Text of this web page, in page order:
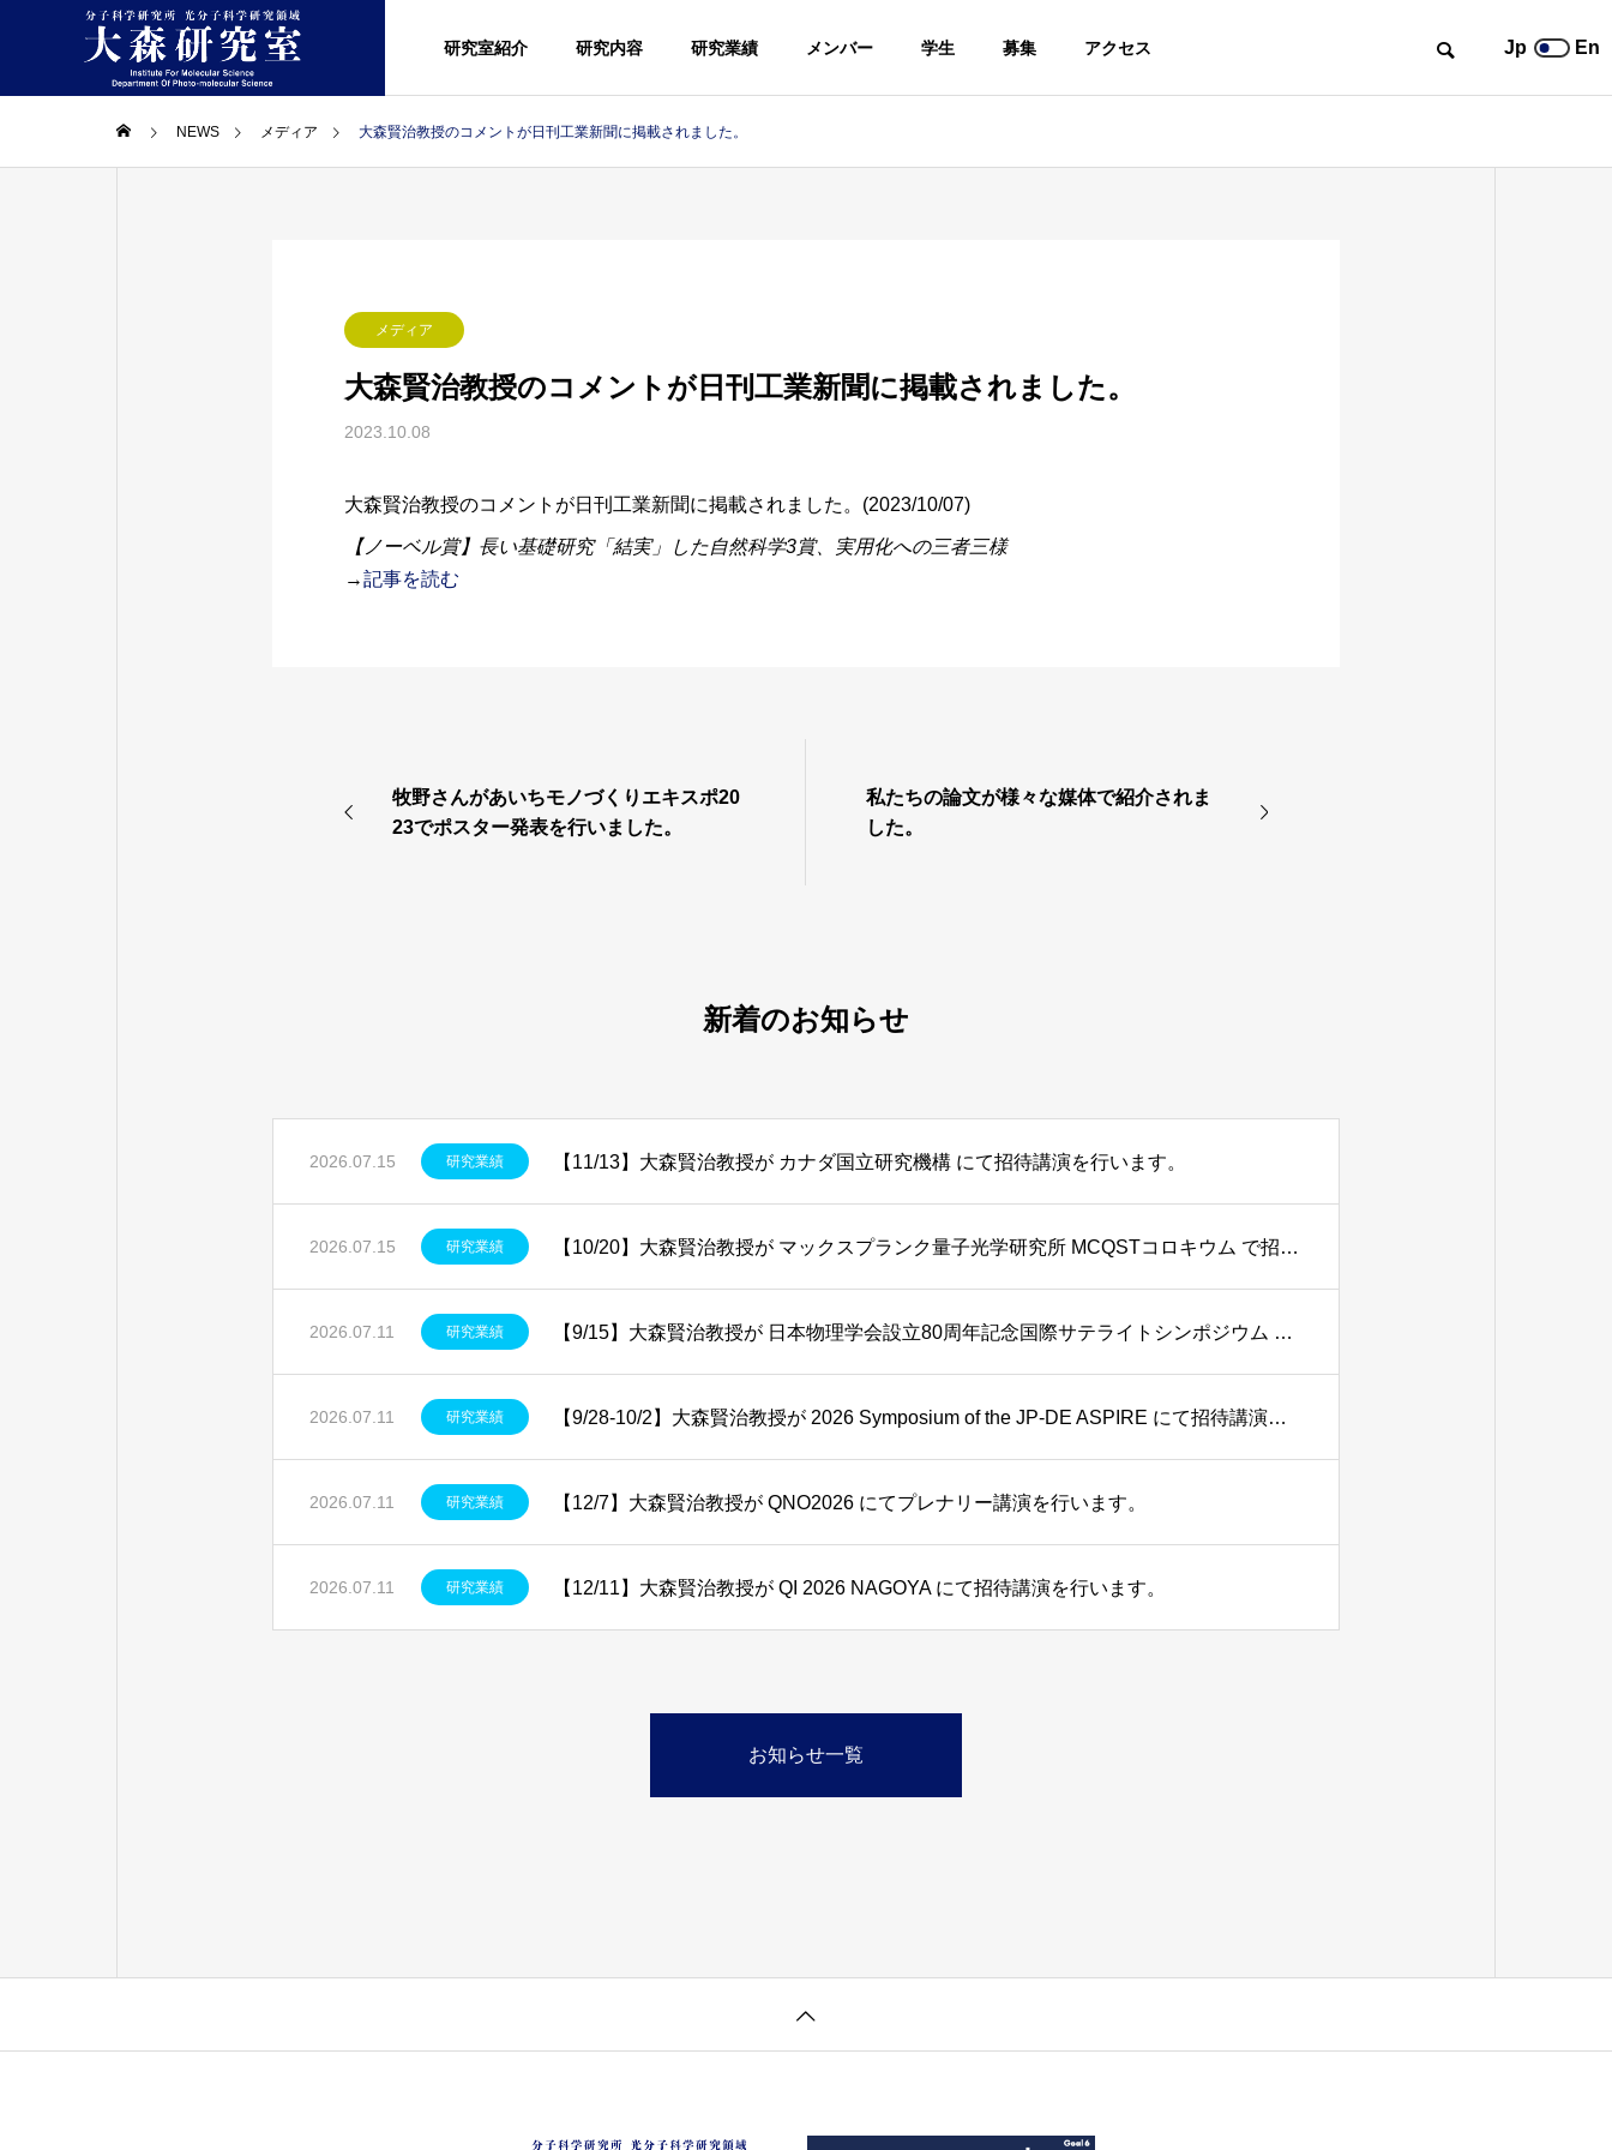
研究室紹介 研究内容 研究業績 メンバー 学生 募集 アクセス Jp En
NEWS メディア 大森賢治教授のコメントが日刊工業新聞に掲載されました。
メディア
大森賢治教授のコメントが日刊工業新聞に掲載されました。
2023.10.08
大森賢治教授のコメントが日刊工業新聞に掲載されました。(2023/10/07)
【ノーベル賞】長い基礎研究「結実」した自然科学3賞、実用化への三者三様
→記事を読む
牧野さんがあいちモノづくりエキスポ20
23でポスター発表を行いました。
私たちの論文が様々な媒体で紹介されま
した。
新着のお知らせ
2026.07.15 研究業績 【11/13】大森賢治教授が カナダ国立研究機構 にて招待講演を行います。
2026.07.15 研究業績 【10/20】大森賢治教授が マックスプランク量子光学研究所 MCQSTコロキウム で招待講演を行います。
2026.07.11 研究業績 【9/15】大森賢治教授が 日本物理学会設立80周年記念国際サテライトシンポジウム にて招待講演を行います。
2026.07.11 研究業績 【9/28-10/2】大森賢治教授が 2026 Symposium of the JP-DE ASPIRE にて招待講演を行います。
2026.07.11 研究業績 【12/7】大森賢治教授が QNO2026 にてプレナリー講演を行います。
2026.07.11 研究業績 【12/11】大森賢治教授が QI 2026 NAGOYA にて招待講演を行います。
お知らせ一覧